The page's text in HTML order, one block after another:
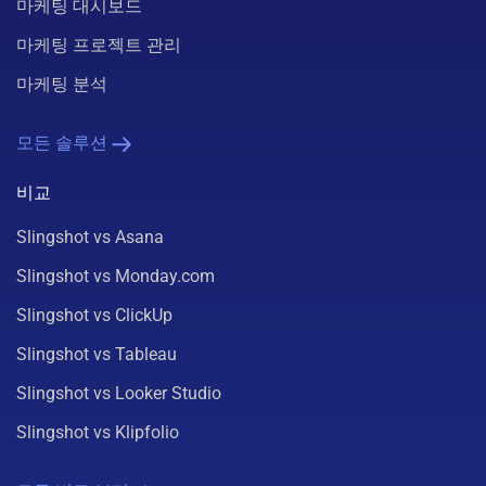
마케팅 대시보드
마케팅 프로젝트 관리
마케팅 분석
모든 솔루션
비교
Slingshot vs Asana
Slingshot vs Monday.com
Slingshot vs ClickUp
Slingshot vs Tableau
Slingshot vs Looker Studio
Slingshot vs Klipfolio